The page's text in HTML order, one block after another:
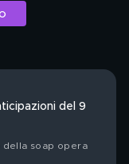
del 9
della soap opera